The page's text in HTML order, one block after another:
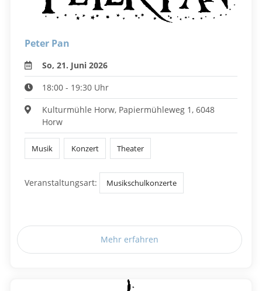
Peter Pan
So, 21. Juni 2026
18:00 - 19:30 Uhr
Kulturmühle Horw, Papiermühleweg 1, 6048
Horw
Musik Konzert Theater
Veranstaltungsart: Musikschulkonzerte
Mehr erfahren